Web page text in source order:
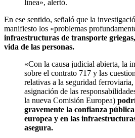
línea», alertó.
En ese sentido, señaló que la
manifiesto los «problemas
infraestructuras de transporte
vida de las personas.
«Con la causa judicial abierta, la
sobre el contrato 717 y las
relativas a la seguridad ferroviaria,
asignación de las
la nueva Comisión Europea)
gravemente la confianza
europea y en las
asegura.